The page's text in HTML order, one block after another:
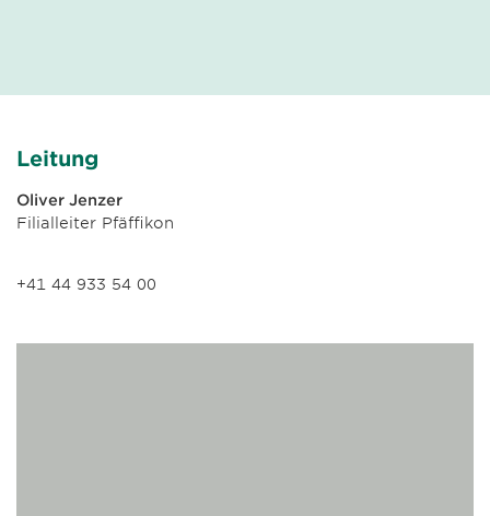
Leitung
Oliver Jenzer
Filialleiter Pfäffikon
+41 44 933 54 00